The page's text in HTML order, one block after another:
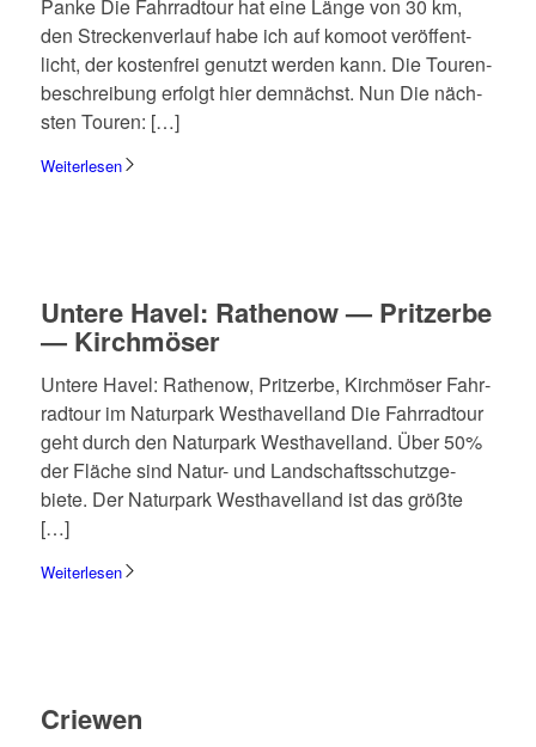
Panke Die Fahr­rad­tour hat eine Länge von 30 km,
den Strecken­ver­lauf habe ich auf komoot veröf­fent­
licht, der kosten­frei genutzt werden kann. Die Touren­
be­schrei­bung erfolgt hier demnächst. Nun Die näch­
sten Touren: […]
Weiterlesen
Untere Havel: Rathe­now — Prit­zerbe
— Kirch­mö­ser
Untere Havel: Rathe­now, Prit­zerbe, Kirch­mö­ser Fahr­
rad­tour im Natur­park West­ha­vel­land Die Fahr­rad­tour
geht durch den Natur­park West­ha­vel­land. Über 50%
der Fläche sind Natur- und Land­schafts­schutz­ge­
biete. Der Natur­park West­ha­vel­land ist das größte
[…]
Weiterlesen
Crie­wen